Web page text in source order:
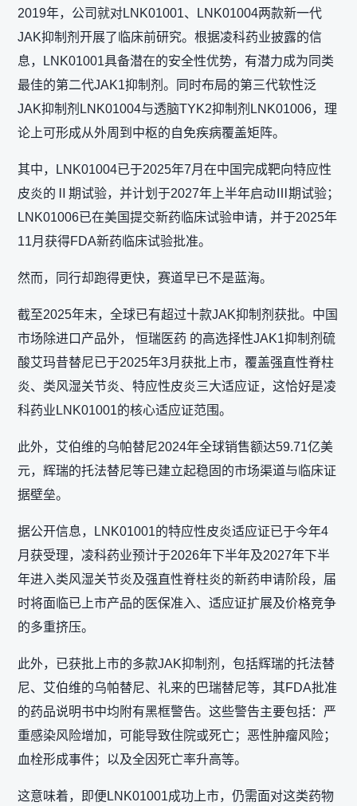
2019年，公司就对LNK01001、LNK01004两款新一代
JAK抑制剂开展了临床前研究。根据凌科药业披露的信
息，LNK01001具备潜在的安全性优势，有潜力成为同类
最佳的第二代JAK1抑制剂。同时布局的第三代软性泛
JAK抑制剂LNK01004与透脑TYK2抑制剂LNK01006，理
论上可形成从外周到中枢的自免疾病覆盖矩阵。
其中，LNK01004已于2025年7月在中国完成靶向特应性
皮炎的Ⅱ期试验，并计划于2027年上半年启动Ⅲ期试验；
LNK01006已在美国提交新药临床试验申请，并于2025年
11月获得FDA新药临床试验批准。
然而，同行却跑得更快，赛道早已不是蓝海。
截至2025年末，全球已有超过十款JAK抑制剂获批。中国
市场除进口产品外， 恒瑞医药 的高选择性JAK1抑制剂硫
酸艾玛昔替尼已于2025年3月获批上市，覆盖强直性脊柱
炎、类风湿关节炎、特应性皮炎三大适应证，这恰好是凌
科药业LNK01001的核心适应证范围。
此外，艾伯维的乌帕替尼2024年全球销售额达59.71亿美
元，辉瑞的托法替尼等已建立起稳固的市场渠道与临床证
据壁垒。
据公开信息，LNK01001的特应性皮炎适应证已于今年4
月获受理，凌科药业预计于2026年下半年及2027年下半
年进入类风湿关节炎及强直性脊柱炎的新药申请阶段，届
时将面临已上市产品的医保准入、适应证扩展及价格竞争
的多重挤压。
此外，已获批上市的多款JAK抑制剂，包括辉瑞的托法替
尼、艾伯维的乌帕替尼、礼来的巴瑞替尼等，其FDA批准
的药品说明书中均附有黑框警告。这些警告主要包括：严
重感染风险增加，可能导致住院或死亡；恶性肿瘤风险；
血栓形成事件；以及全因死亡率升高等。
这意味着，即便LNK01001成功上市，仍需面对这类药物